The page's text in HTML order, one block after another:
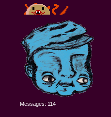
Messages: 114